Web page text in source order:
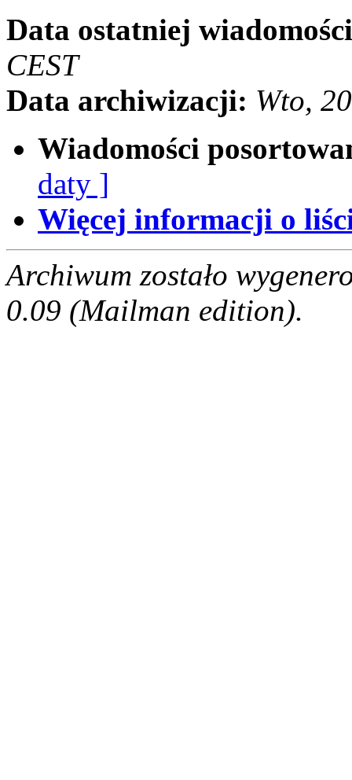
Data ostatniej
CEST
Data archiwizacji: Wto,
Wiadomości
daty ]
Więcej informacji o
Archiwum zostało
0.09 (Mailman edition).